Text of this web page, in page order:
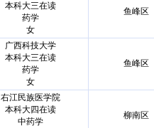
本科大三在读
药学
女
鱼峰区
广西科技大学
本科大三在读
药学
女
鱼峰区
右江民族医学院
本科大四在读
中药学
柳南区